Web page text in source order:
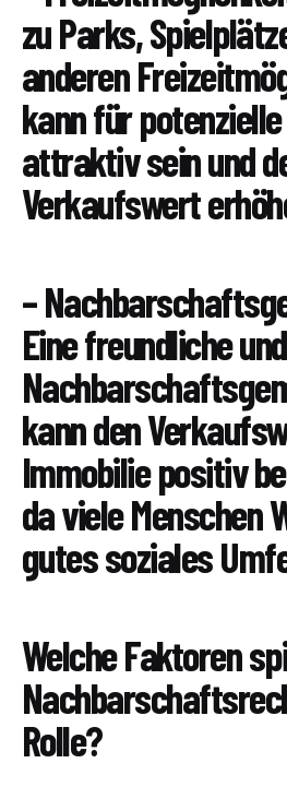
zu Parks,
anderen
kann für
attraktiv sein und
Verkaufswert
–
Eine freundliche
kann den
Immobilie positiv
da viele Menschen
gutes soziales
Welche Faktoren
Rolle?